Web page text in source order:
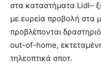
στα καταστήματα Lidl–
με ευρεία προβολή στα
προβλέπονται
out-of-home,
τηλεοπτικά σποτ.